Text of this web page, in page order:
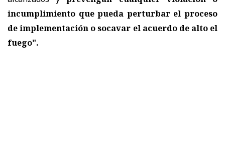
incumplimiento que pueda perturbar el proceso
de implementación o socavar el acuerdo de alto el
fuego".